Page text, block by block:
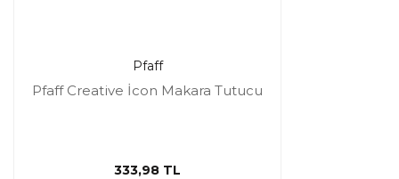
Pfaff
Pfaff Creative İcon Makara Tutucu
333,98 TL